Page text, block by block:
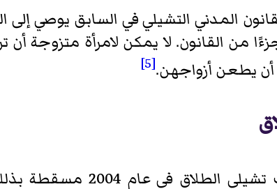
المدني التشيلي في السابق يوصي
من القانون. لا يمكن لامرأة متزوجة
يطعن أزواجهن.[5]